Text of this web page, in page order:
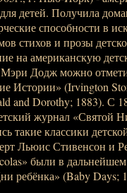
детей. Получила
способности в
стихов и прозы
на американскую
Додж можно
Истории» (Irvington
and Dorothy; 1883). С
журнал «Святой
такие классики
Льюис Стивенсон и
были в
ребёнка» (Baby Days;